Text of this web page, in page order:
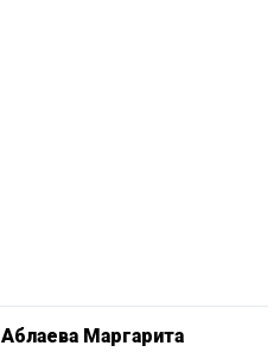
Аблаева Маргарита